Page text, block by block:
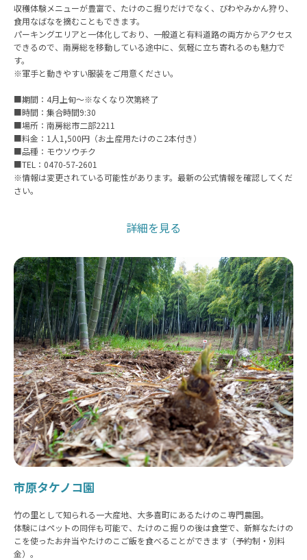
収穫体験メニューが豊富で、たけのこ掘りだけでなく、びわやみかん狩り、
食用なばなを摘むこともできます。
パーキングエリアと一体化しており、一般道と有料道路の両方からアクセス
できるので、南房総を移動している途中に、気軽に立ち寄れるのも魅力で
す。
※軍手と動きやすい服装をご用意ください。
■期間：4月上旬～※なくなり次第終了
■時間：集合時間9:30
■場所：南房総市二部2211
■料金：1人1,500円（お土産用たけのこ2本付き）
■品種：モウソウチク
■TEL：0470-57-2601
※情報は変更されている可能性があります。最新の公式情報を確認してくだ
さい。
詳細を見る
市原タケノコ園
竹の里として知られる一大産地、大多喜町にあるたけのこ専門農園。
体験にはペットの同伴も可能で、たけのこ掘りの後は食堂で、新鮮なたけの
こを使ったお弁当やたけのこご飯を食べることができます（予約制・別料
金）。